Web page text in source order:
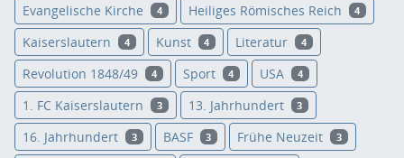
Evangelische Kirche 4 Heiliges Römisches Reich 4
Kaiserslautern 4 Kunst 4 Literatur 4
Revolution 1848/49 4 Sport 4 USA 4
1. FC Kaiserslautern 3 13. Jahrhundert 3
16. Jahrhundert 3 BASF 3 Frühe Neuzeit 3